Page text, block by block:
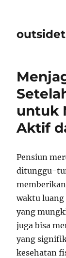
untuk
Aktif
Pensiun
ditunggu-
waktu
yang
juga bisa
yang
kesehatan